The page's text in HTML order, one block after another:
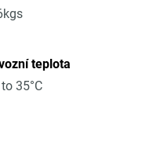
teplota
to 35°C